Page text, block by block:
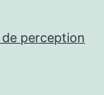
perception